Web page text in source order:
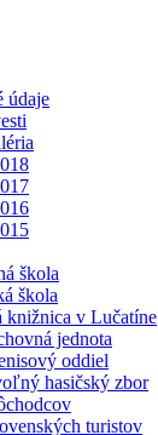
údaje
škola
škola
knižnica v Lučatíne
jednota
oddiel
hasičský zbor
turistov